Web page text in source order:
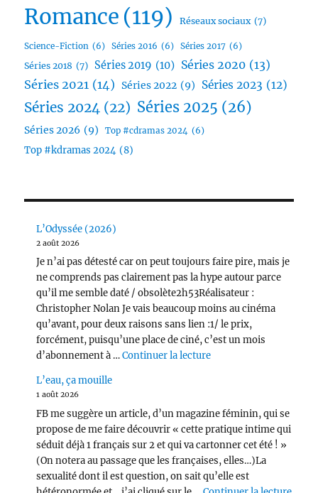
Romance (119) Réseaux sociaux (7)
Science-Fiction (6) Séries 2016 (6) Séries 2017 (6)
Séries 2018 (7) Séries 2019 (10) Séries 2020 (13)
Séries 2021 (14) Séries 2022 (9) Séries 2023 (12)
Séries 2024 (22) Séries 2025 (26)
Séries 2026 (9) Top #cdramas 2024 (6)
Top #kdramas 2024 (8)
L’Odyssée (2026)
2 août 2026
Je n’ai pas détesté car on peut toujours faire pire, mais je
ne comprends pas clairement pas la hype autour parce
qu’il me semble daté / obsolète2h53Réalisateur :
Christopher Nolan Je vais beaucoup moins au cinéma
qu’avant, pour deux raisons sans lien :1/ le prix,
forcément, puisqu’une place de ciné, c’est un mois
d’abonnement à …Continuer la lecturede « L’Odyssée (2026)
L’eau, ça mouille
1 août 2026
FB me suggère un article, d’un magazine féminin, qui se
propose de me faire découvrir « cette pratique intime qui
séduit déjà 1 français sur 2 et qui va cartonner cet été ! »
(On notera au passage que les françaises, elles…)La
sexualité dont il est question, on sait qu’elle est